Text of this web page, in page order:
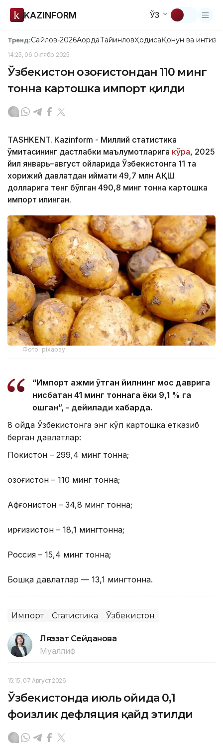
KAZINFORM ЎЗ
Тренд:Сайлов-2026АқордаТайинловҲодисаҚонун ва
14:25, 06 Октябр 2025
Ўзбекистон Қозоғистондан 110 минг
тонна картошка импорт қилди
TASHKENT. Kazinform - Миллий статистика
қўмитасининг дастлабки маълумотларига кўра, 2025
йил январь–август ойларида Ўзбекистонга 11 та
хорижий давлатдан қиймати 49,7 млн АҚШ
долларига тенг бўлган 490,8 минг тонна картошка
импорт қилинган.
Фото: pixabay
“Импорт ҳажми ўтган йилнинг мос даврига
нисбатан 41 минг тоннага ёки 9,1 % га
ошган”, - дейилади хабарда.
8 ойда Ўзбекистонга энг кўп картошка етказиб
берган давлатлар:
Покистон – 299,4 минг тонна;
Қозоғистон – 110 минг тонна;
Афғонистон – 34,8 минг тонна;
Қирғизистон – 18,1 мингтонна;
Россия – 15,4 минг тонна;
Бошқа давлатлар — 13,1 мингтонна.
Импорт Статистика Ўзбекистон
Ляззат Сейданова
Муаллиф
15:15, 07 Август 2026
Ўзбекистонда июль ойида 0,1
фоизлик дефляция қайд этилди